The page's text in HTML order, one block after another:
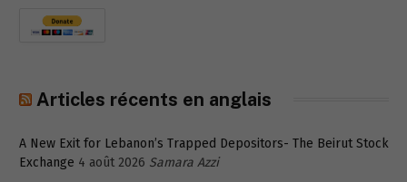
Articles récents en anglais
A New Exit for Lebanon’s Trapped Depositors- The Beirut Stock
Exchange 4 août 2026 Samara Azzi